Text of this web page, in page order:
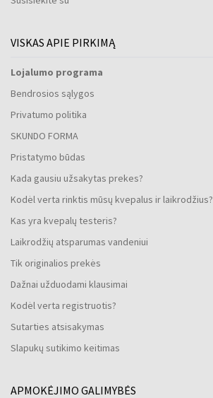
VISKAS APIE PIRKIMĄ
Lojalumo programa
Bendrosios sąlygos
Privatumo politika
SKUNDO FORMA
Pristatymo būdas
Kada gausiu užsakytas prekes?
Kodėl verta rinktis mūsų kvepalus ir laikrodžius?
Kas yra kvepalų testeris?
Laikrodžių atsparumas vandeniui
Tik originalios prekės
Dažnai užduodami klausimai
Kodėl verta registruotis?
Sutarties atsisakymas
Slapukų sutikimo keitimas
APMOKĖJIMO GALIMYBĖS